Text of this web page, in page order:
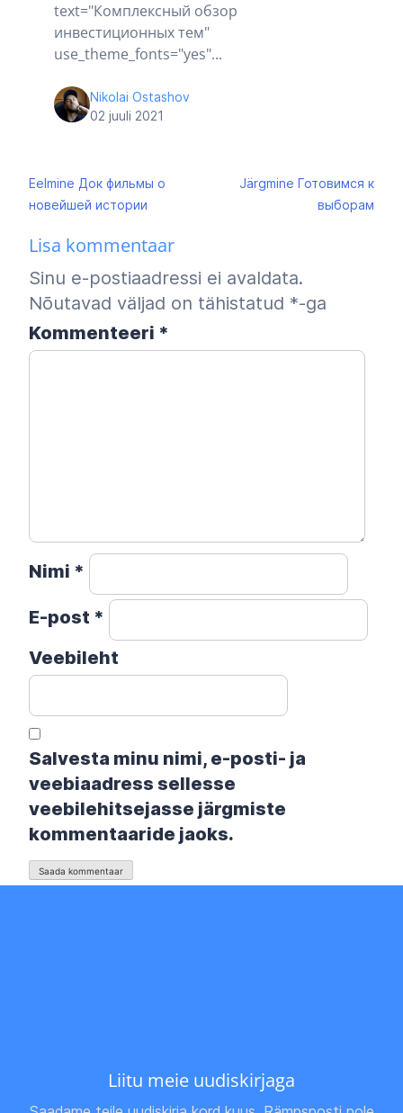
text="Комплексный обзор
инвестиционных тем"
use_theme_fonts="yes"...
Nikolai Ostashov
02 juuli 2021
Navigeerimine
Eelmine Док фильмы о
новейшей истории
Järgmine Готовимся к
выборам
Lisa kommentaar
Sinu e-postiaadressi ei avaldata.
Nõutavad väljad on tähistatud *-ga
Kommenteeri *
Nimi *
E-post *
Veebileht
Salvesta minu nimi, e-posti- ja
veebiaadress sellesse
veebilehitsejasse järgmiste
kommentaaride jaoks.
Liitu meie uudiskirjaga